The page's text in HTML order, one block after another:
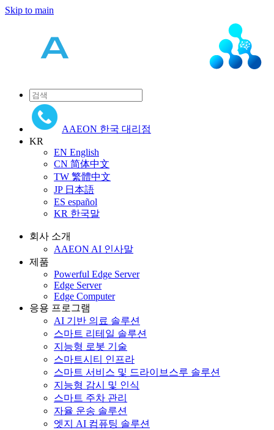
Skip to main
AAEON 한국 대리점
KR
EN English
CN 简体中文
TW 繁體中文
JP 日本語
ES español
KR 한국말
회사 소개
AAEON AI 인사말
제품
Powerful Edge Server
Edge Server
Edge Computer
응용 프로그램
AI 기반 의료 솔루션
스마트 리테일 솔루션
지능형 로봇 기술
스마트시티 인프라
스마트 서비스 및 드라이브스루 솔루션
지능형 감시 및 인식
스마트 주차 관리
자율 운송 솔루션
엣지 AI 컴퓨팅 솔루션